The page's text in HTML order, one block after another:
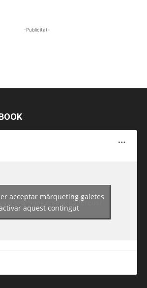
-Publicitat-
guiadereus/
acceptar màrqueting galetes
aquest contingut